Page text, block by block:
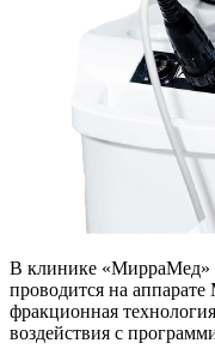
В клинике «МирраМед»
проводится на
фракционная
воздействия с